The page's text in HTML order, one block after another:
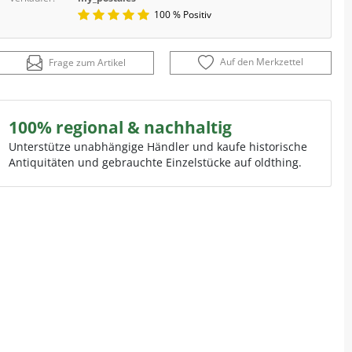
100 % Positiv
Frage zum Artikel Auf den Merkzettel
100% regional & nachhaltig
Unterstütze unabhängige Händler und kaufe historische
Antiquitäten und gebrauchte Einzelstücke auf oldthing.